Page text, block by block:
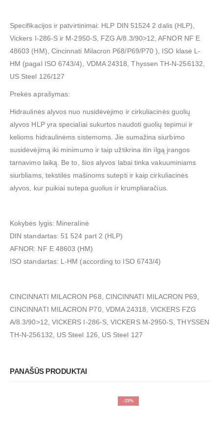
Specifikacijos ir patvirtinimai: HLP DIN 51524 2 dalis (HLP),
Vickers I-286-S ir M-2950-S, FZG A/8.3/90>12, AFNOR NF E
48603 (HM), Cincinnati Milacron P68/P69/P70 ), ISO klasė L-
HM (pagal ISO 6743/4), VDMA 24318, Thyssen TH-N-256132,
US Steel 126/127
Prekės aprašymas:
Hidraulinės alyvos nuo nusidėvėjimo ir cirkuliacinės guolių
alyvos HLP yra specialiai sukurtos naudoti guolių tepimui ir
kelioms hidraulinėms sistemoms. Jie sumažina siurbimo
susidėvėjimą iki minimumo ir taip užtikrina itin ilgą įrangos
tarnavimo laiką. Be to, šios alyvos labai tinka vakuuminiams
siurbliams, tekstilės mašinoms sutepti ir kaip cirkuliacinės
alyvos, kur puikiai sutepa guolius ir krumpliaračius.
Kokybės lygis: Mineralinė
DIN standartas: 51 524 part 2 (HLP)
AFNOR: NF E 48603 (HM)
ISO standartas: L-HM (according to ISO 6743/4)
CINCINNATI MILACRON P68, CINCINNATI MILACRON P69,
CINCINNATI MILACRON P70, VDMA 24318, VICKERS FZG
A/8.3/90>12, VICKERS I-286-S, VICKERS M-2950-S, THYSSEN
TH-N-256132, US Steel 126, US Steel 127
PANAŠŪS PRODUKTAI
-15%